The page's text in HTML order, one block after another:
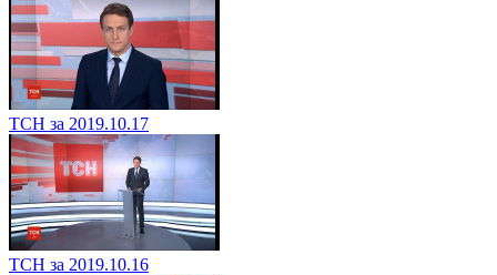
ТСН за 2019.10.17
ТСН за 2019.10.16